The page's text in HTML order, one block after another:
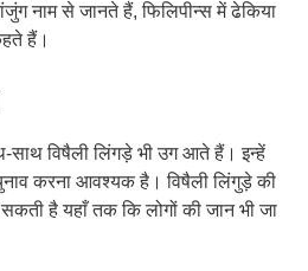
नाम से जानते हैं, फिलिपीन्स में ढेकिया
हैं।
साथ विषैली लिंगड़े भी उग आते हैं। इन्हें
करना आवश्यक है। विषैली लिंगुड़े की
है यहाँ तक कि लोगों की जान भी जा